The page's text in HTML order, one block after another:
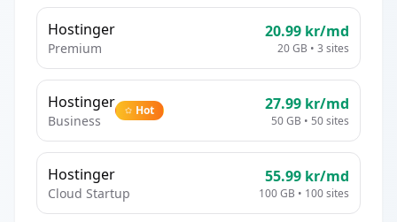
Hostinger
Premium
20.99 kr/md
20 GB • 3 sites
Hostinger
Business
Hot 27.99 kr/md
50 GB • 50sites
Hostinger
Cloud Startup
55.99 kr/md
100 GB • 100sites